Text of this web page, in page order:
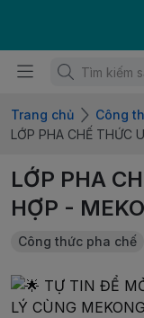
Trang chủ
Công
LỚP PHA CHẾ THỨC
LỚP PHA
HỢP -
Công thức pha chế
TỰ TIN ĐỂ
LÝ CÙNG